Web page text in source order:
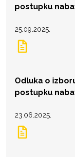
postupku
25.09.2025.
Odluka o
postupku
23.06.2025.